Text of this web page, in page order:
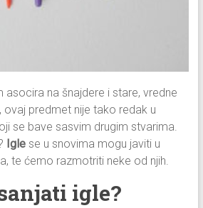
asocira na šnajdere i stare, vredne
ovaj predmet nije tako redak u
se bave sasvim drugim stvarima.
Igle se u snovima mogu javiti u
te ćemo razmotriti neke od njih.
igle?